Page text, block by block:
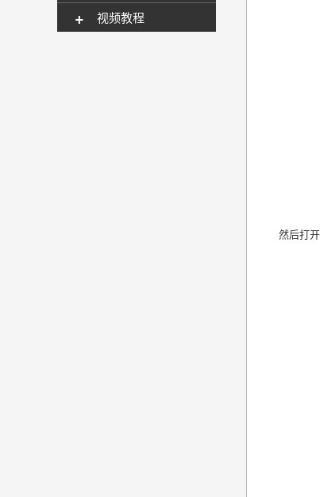
视频教程
+
然后打